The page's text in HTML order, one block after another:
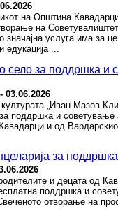
на Општина
на
значајна услуга има за
едукација ...
село за поддршка и
- 03.06.2026
„Иван Мазов
поддршка и
и од
за
и децата од
поддршка и
отворање на